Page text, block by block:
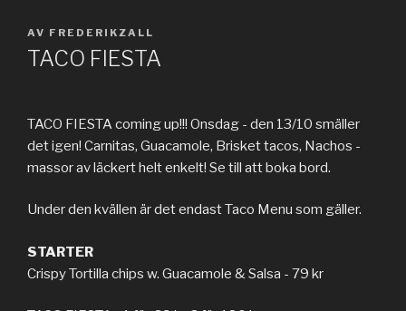
PUBLICERAT
AV FREDERIKZALL
TACO FIESTA
TACO FIESTA coming up!!! Onsdag - den 13/10 smäller
det igen! Carnitas, Guacamole, Brisket tacos, Nachos -
massor av läckert helt enkelt! Se till att boka bord.
Under den kvällen är det endast Taco Menu som gäller.
STARTER
Crispy Tortilla chips w. Guacamole & Salsa - 79 kr